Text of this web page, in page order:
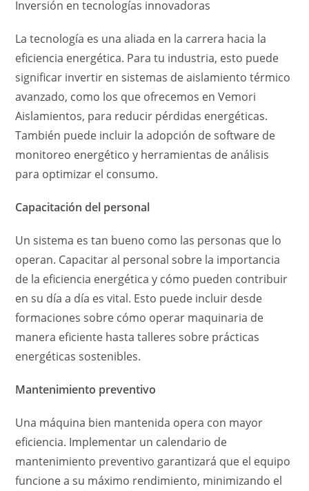
Inversión en tecnologías innovadoras
La tecnología es una aliada en la carrera hacia la
eficiencia energética. Para tu industria, esto puede
significar invertir en sistemas de aislamiento térmico
avanzado, como los que ofrecemos en Vemori
Aislamientos, para reducir pérdidas energéticas.
También puede incluir la adopción de software de
monitoreo energético y herramientas de análisis
para optimizar el consumo.
Capacitación del personal
Un sistema es tan bueno como las personas que lo
operan. Capacitar al personal sobre la importancia
de la eficiencia energética y cómo pueden contribuir
en su día a día es vital. Esto puede incluir desde
formaciones sobre cómo operar maquinaria de
manera eficiente hasta talleres sobre prácticas
energéticas sostenibles.
Mantenimiento preventivo
Una máquina bien mantenida opera con mayor
eficiencia. Implementar un calendario de
mantenimiento preventivo garantizará que el equipo
funcione a su máximo rendimiento, minimizando el